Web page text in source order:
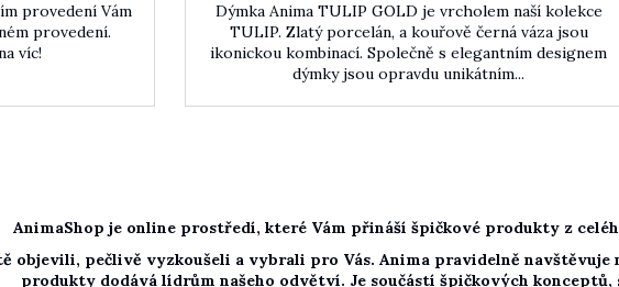
provedení Vám
provedení.
víc!
Dýmka Anima TULIP GOLD je vrcholem naší kolekce
TULIP. Zlatý porcelán, a kouřově černá váza jsou
ikonickou kombinací. Společně s elegantním designem
dýmky jsou opravdu unikátním...
AnimaShop je online prostředí, které Vám přináší špičkové produkty z
objevili, pečlivě vyzkoušeli a vybrali pro Vás. Anima pravidelně
produkty dodává lídrům našeho odvětví. Je součástí špičkových